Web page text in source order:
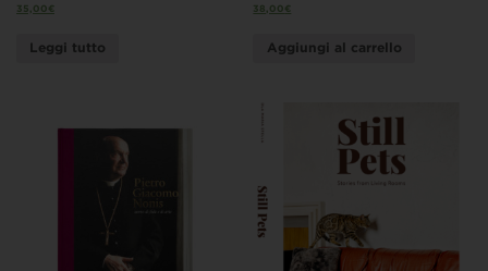
35,00€
Leggi tutto
38,00€
Aggiungi al carrello